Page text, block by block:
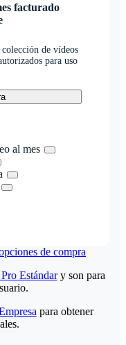
facturado
colección de vídeos
para uso
al mes
de compra
Estándary son para
para obtener